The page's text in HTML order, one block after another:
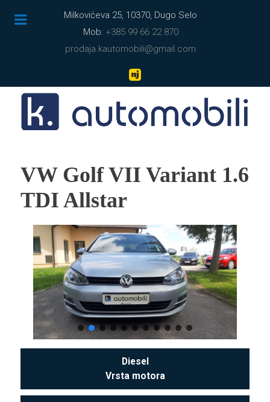
Milkovićeva 25, 10370, Dugo Selo
Mob: +385 99 66 22 870
prodaja.kautomobili@gmail.com
VW Golf VII Variant 1.6
TDI Allstar
Diesel
Vrsta motora